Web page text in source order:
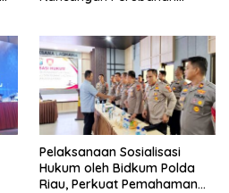
RI
Pelaksanaan Sosialisasi
Hukum oleh Bidkum Polda
Riau, Perkuat Pemahaman